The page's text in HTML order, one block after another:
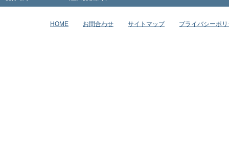
HOME お問合わせ サイトマップ プライバシーポ